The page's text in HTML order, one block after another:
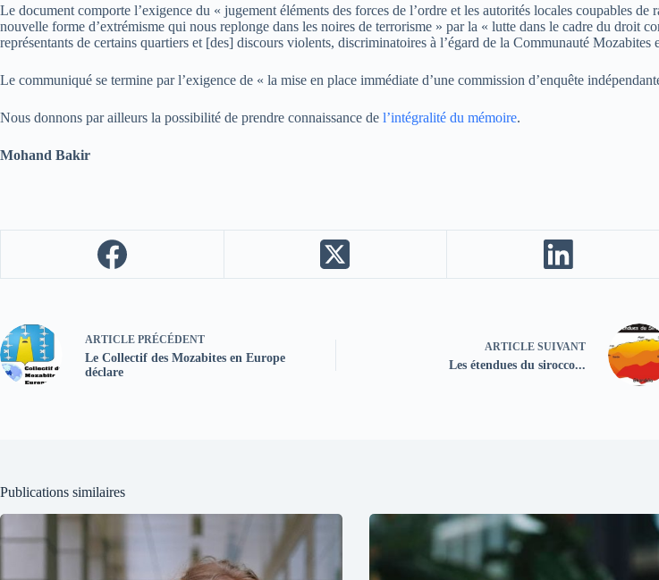
Le document comporte l’exigence du « jugement éléments des forces de l’ordre et les autorités locales coupables
nouvelle forme d’extrémisme qui nous replonge dans les noires de terrorisme » par la « lutte dans le cadre du droit
représentants de certains quartiers et [des] discours violents, discriminatoires à l’égard de la Communauté Mozabites
Le communiqué se termine par l’exigence de « la mise en place immédiate d’une commission d’enquête
Nous donnons par ailleurs la possibilité de prendre connaissance de l’intégralité du mémoire.
Mohand Bakir
ARTICLE PRÉCÉDENT
Le Collectif des Mozabites en Europe
déclare
ARTICLE SUIVANT
Les étendues du sirocco...
Publications similaires